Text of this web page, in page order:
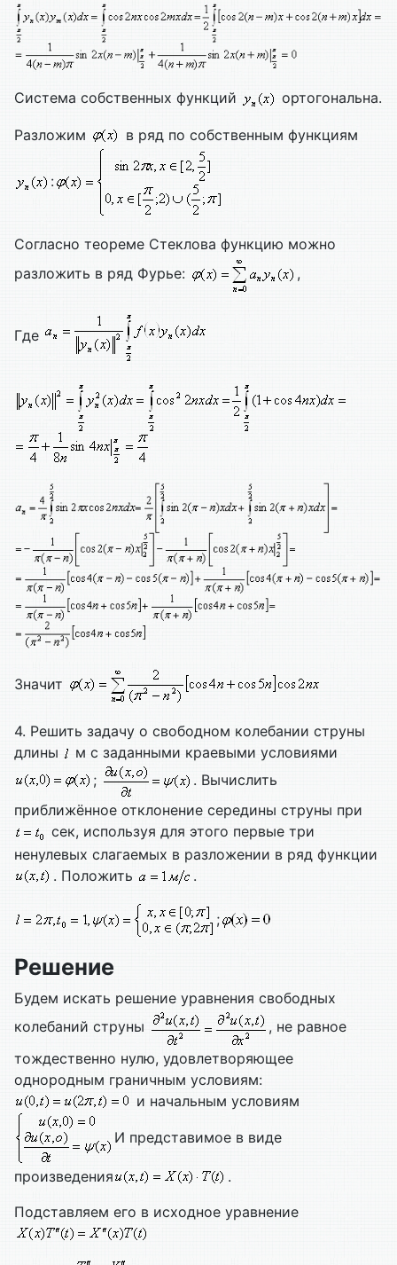
Система собственных функций ортогональна.
Разложим в ряд по собственным функциям
:
Согласно теореме Стеклова функцию можно
разложить в ряд Фурье:
,
Где
Значит
4. Решить задачу о свободном колебании струны
длины
м с заданными краевыми условиями
;
. Вычислить
приближённое отклонение середины струны при
сек, используя для этого первые три
ненулевых слагаемых в разложении в ряд функции
. Положить
.
;
Решение
Будем искать решение уравнения свободных
колебаний струны
, не равное
тождественно нулю, удовлетворяющее
однородным граничным условиям:
и начальным условиям
И представимое в виде
произведения .
Подставляем его в исходное уравнение